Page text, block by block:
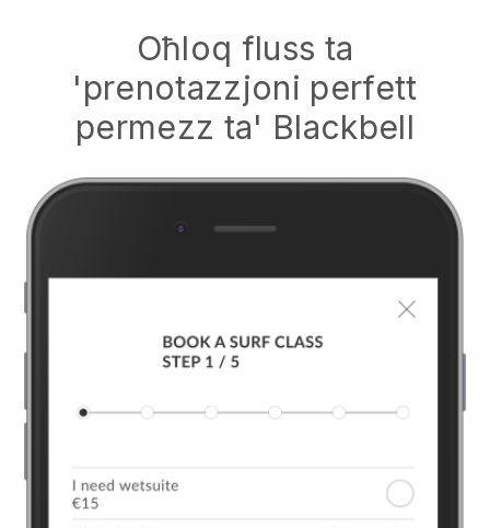
Oħloq fluss ta
'prenotazzjoni perfett
permezz ta' Blackbell